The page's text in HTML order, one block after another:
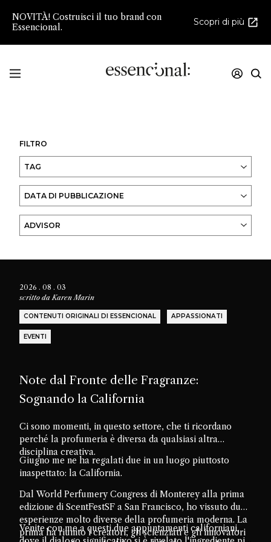
NOVITÀ! Costruisci il tuo brand con
Essencional.
Scopri di più
Innovazione e creatività nello sviluppo della
FILTRO
TAG
DATA DI PUBBLICAZIONE
ADVISOR
2026 . 08 . 03
scritto daKaren Marin
CONTENUTI ORIGINALI DI ESSENCIONAL APPASSIONATI
EVENTI
Note dal Fronte delle Fragranze:
Sognando la California
Ci sono momenti, in questo settore, che ti ricordano
perché la profumeria è diversa da qualsiasi altra
disciplina creativa.
Giugno me ne ha regalati due in un luogo piuttosto
inaspettato: la California.
Dal World Perfumery Congress di Monterey alla prima
edizione di ScentFestSF a San Francisco, ho vissuto due
esperienze molto diverse della profumeria moderna. La
prima ha riunito i creatori, gli scienziati e gli innovatori
Venite con me a questi due appuntamenti californiani,